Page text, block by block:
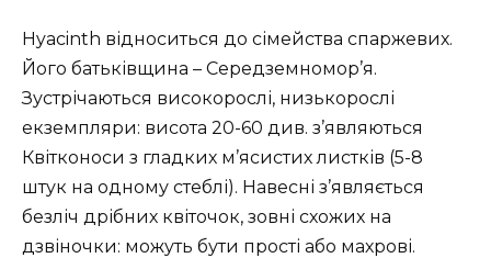
Hyacinth відноситься до сімейства спаржевих.
Його батьківщина – Середземномор’я.
Зустрічаються високорослі, низькорослі
екземпляри: висота 20-60 див. з’являються
Квітконоси з гладких м’ясистих листків (5-8
штук на одному стеблі). Навесні з’являється
безліч дрібних квіточок, зовні схожих на
дзвіночки: можуть бути прості або махрові.